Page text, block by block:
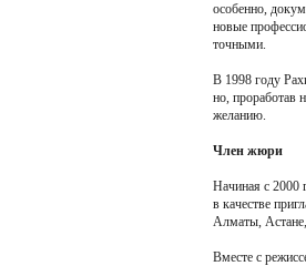
особенно,
новые
точными.
В 1998 году
но, проработав
желанию.
Член жюри
Начиная с 2000
в качестве
Алматы,
Вместе с